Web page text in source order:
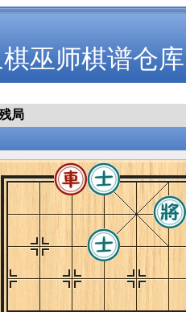
巫师棋谱仓库
局